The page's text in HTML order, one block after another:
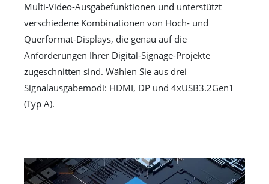
Multi-Video-Ausgabefunktionen und unterstützt
verschiedene Kombinationen von Hoch- und
Querformat-Displays, die genau auf die
Anforderungen Ihrer Digital-Signage-Projekte
zugeschnitten sind. Wählen Sie aus drei
Signalausgabemodi: HDMI, DP und 4xUSB3.2Gen1
(Typ A).